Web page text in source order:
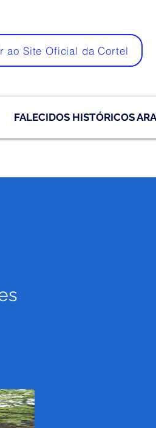
ao Site Oficial da Cortel
FALECIDOS HISTÓRICOS